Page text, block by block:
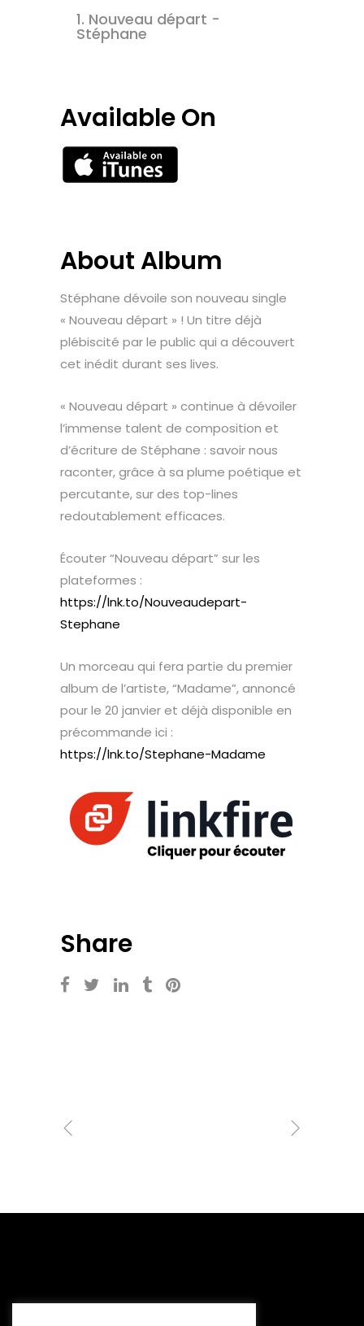
1. Nouveau départ -
Stéphane
Available On
About Album
Stéphane dévoile son nouveau single
« Nouveau départ » ! Un titre déjà
plébiscité par le public qui a découvert
cet inédit durant ses lives.
« Nouveau départ » continue à dévoiler
l’immense talent de composition et
d’écriture de Stéphane : savoir nous
raconter, grâce à sa plume poétique et
percutante, sur des top-lines
redoutablement efficaces.
Écouter “Nouveau départ” sur les
plateformes :
https://lnk.to/Nouveaudepart-
Stephane
Un morceau qui fera partie du premier
album de l’artiste, “Madame”, annoncé
pour le 20 janvier et déjà disponible en
précommande ici :
https://lnk.to/Stephane-Madame
Share